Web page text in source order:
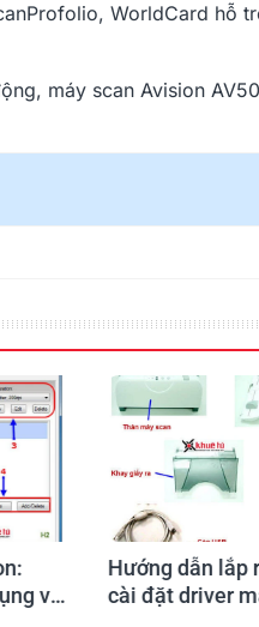
WorldCard hỗ
máy scan Avision
và
Hướng dẫn lắp
cài đặt driver